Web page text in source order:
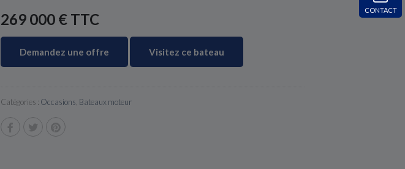
CONTACT
269 000 € TTC
Demandez une offre Visitez ce bateau
Catégories : Occasions, Bateaux moteur